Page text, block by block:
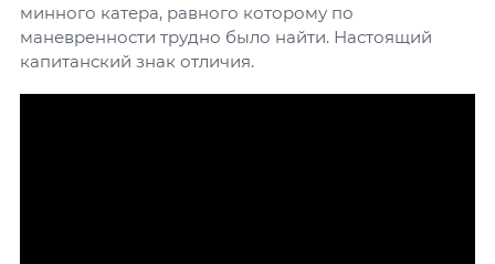
минного катера, равного которому по
маневренности трудно было найти. Настоящий
капитанский знак отличия.